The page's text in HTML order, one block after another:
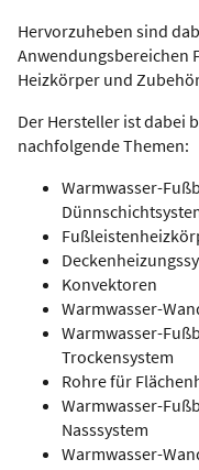
Hervorzuheben sind
Anwendungsbereichen
Heizkörper und
Der Hersteller ist dabei
nachfolgende Themen:
Warmwasser-
Konvektoren
Warmwasser-
Warmwasser-
Trockensystem
Rohre für
Warmwasser-
Nasssystem
Warmwasser-